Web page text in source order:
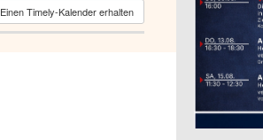
Einen Timely-Kalender erhalten